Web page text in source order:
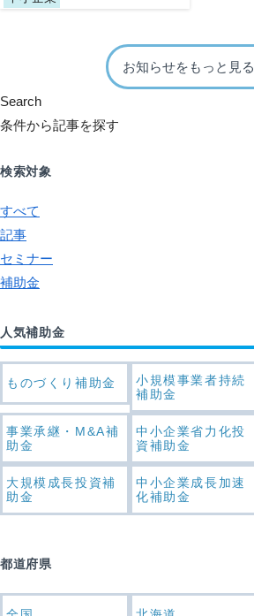
お知らせをもっと見る
Search
条件から記事を探す
検索対象
すべて
記事
セミナー
補助金
人気補助金
ものづくり補助金
小規模事業者持続
補助金
事業承継・M&A補
助金
中小企業省力化投
資補助金
大規模成長投資補
助金
中小企業成長加速
化補助金
都道府県